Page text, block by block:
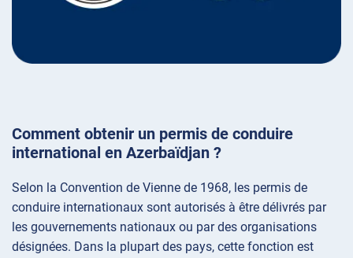
Comment obtenir un permis de conduire
international en Azerbaïdjan ?
Selon la Convention de Vienne de 1968, les permis de
conduire internationaux sont autorisés à être délivrés par
les gouvernements nationaux ou par des organisations
désignées. Dans la plupart des pays, cette fonction est